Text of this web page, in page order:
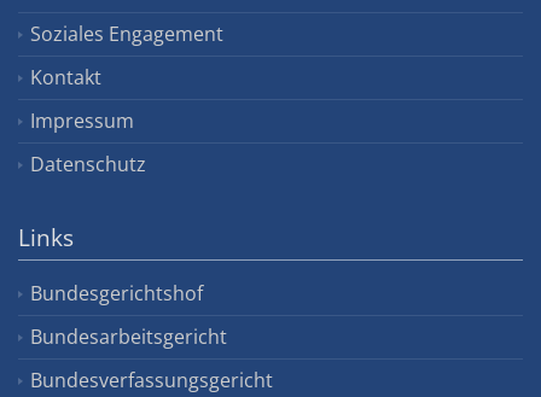
Soziales Engagement
Kontakt
Impressum
Datenschutz
Links
Bundesgerichtshof
Bundesarbeitsgericht
Bundesverfassungsgericht